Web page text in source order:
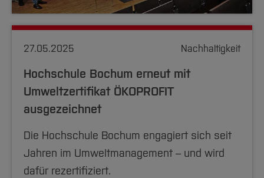
27.05.2025 Nachhaltigkeit
Hochschule Bochum erneut mit
Umweltzertifikat ÖKOPROFIT
ausgezeichnet
Die Hochschule Bochum engagiert sich seit
Jahren im Umweltmanagement – und wird
dafür rezertifiziert.